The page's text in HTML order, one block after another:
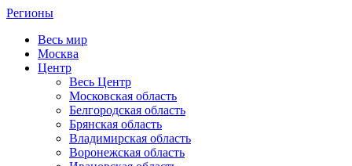
Регионы
Весь мир
Москва
Центр
Весь Центр
Московская область
Белгородская область
Брянская область
Владимирская область
Воронежская область